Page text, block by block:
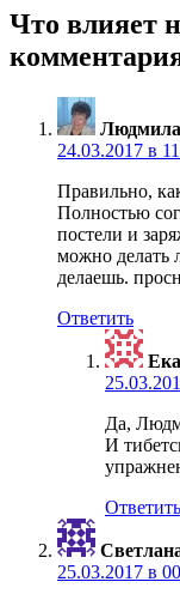
записям
Что влияет
Людмила
24.03.2017 в
Правильно,
Полностью
постели и
можно делать
делаешь.
Ответить
Да,
И
Ответить
25.03.2017 в